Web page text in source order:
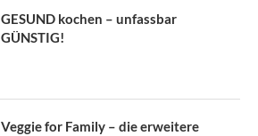
GESUND kochen – unfassbar
GÜNSTIG!
Veggie for Family – die erweitere